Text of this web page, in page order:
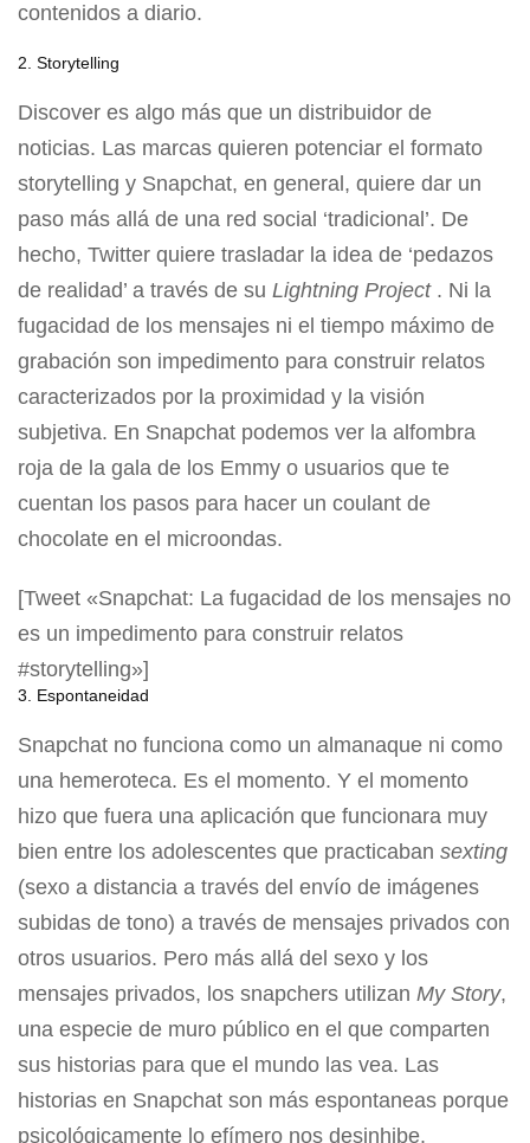
contenidos a diario.
2. Storytelling
Discover es algo más que un distribuidor de
noticias. Las marcas quieren potenciar el formato
storytelling y Snapchat, en general, quiere dar un
paso más allá de una red social ‘tradicional’. De
hecho, Twitter quiere trasladar la idea de ‘pedazos
de realidad’ a través de su Lightning Project. Ni la
fugacidad de los mensajes ni el tiempo máximo de
grabación son impedimento para construir relatos
caracterizados por la proximidad y la visión
subjetiva. En Snapchat podemos ver la alfombra
roja de la gala de los Emmy o usuarios que te
cuentan los pasos para hacer un coulant de
chocolate en el microondas.
[Tweet «Snapchat: La fugacidad de los mensajes no
es un impedimento para construir relatos
#storytelling»]
3. Espontaneidad
Snapchat no funciona como un almanaque ni como
una hemeroteca. Es el momento. Y el momento
hizo que fuera una aplicación que funcionara muy
bien entre los adolescentes que practicaban sexting
(sexo a distancia a través del envío de imágenes
subidas de tono) a través de mensajes privados con
otros usuarios. Pero más allá del sexo y los
mensajes privados, los snapchers utilizan My Story,
una especie de muro público en el que comparten
sus historias para que el mundo las vea. Las
historias en Snapchat son más espontaneas porque
psicológicamente lo efímero nos desinhibe.